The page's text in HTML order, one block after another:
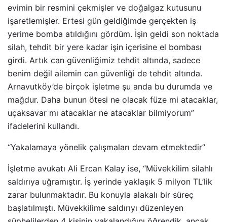
evimin bir resmini çekmişler ve doğalgaz kutusunu
işaretlemişler. Ertesi gün geldiğimde gerçekten iş
yerime bomba atıldığını gördüm. İşin geldi son noktada
silah, tehdit bir yere kadar işin içerisine el bombası
girdi. Artık can güvenliğimiz tehdit altında, sadece
benim değil ailemin can güvenliği de tehdit altında.
Arnavutköy’de birçok işletme şu anda bu durumda ve
mağdur. Daha bunun ötesi ne olacak füze mi atacaklar,
uçaksavar mı atacaklar ne atacaklar bilmiyorum”
ifadelerini kullandı.
“Yakalamaya yönelik çalışmaları devam etmektedir”
İşletme avukatı Ali Ercan Kalay ise, “Müvekkilim silahlı
saldırıya uğramıştır. İş yerinde yaklaşık 5 milyon TL’lik
zarar bulunmaktadır. Bu konuyla alakalı bir süreç
başlatılmıştı. Müvekkilime saldırıyı düzenleyen